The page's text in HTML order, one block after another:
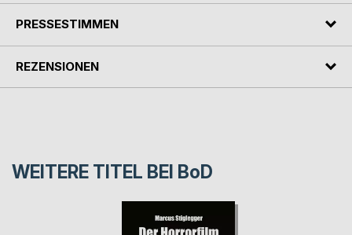
PRESSESTIMMEN
REZENSIONEN
WEITERE TITEL BEI BoD